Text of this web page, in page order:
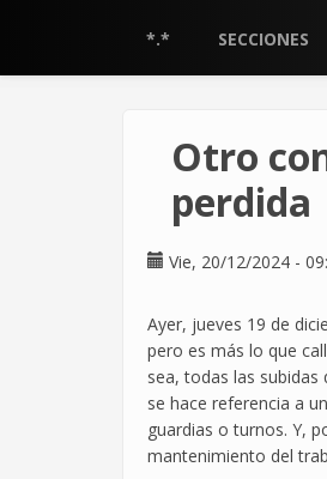
*.* SECCIONES
Otro
perdida
Vie, 20/12/2024 -
Ayer, jueves 19 de
pero es más lo que
sea, todas las
se hace referencia a
guardias o turnos. Y,
mantenimiento del